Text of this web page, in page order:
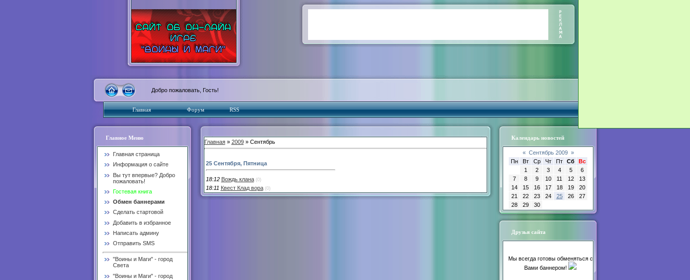
Добро пожаловать, Гость!
Главная Форум RSS
Главное Меню
Главная страница
Информация о сайте
Вы тут впервые? Добро
пожаловать!
Гостевая книга
Обмен баннерами
Сделать стартовой
Добавить в избранное
Написать админу
Отправить SMS
"Воины и Маги" - город
Света
"Воины и Маги" - город
Главная» 2009» Сентябрь
25 Сентября, Пятница
18:12 Вождь клана (0)
18:11 Квест Клад вора (0)
Календарь новостей
« Сентябрь 2009 »
Пн
Вт Ср Чт Пт Сб
Вс
1
2 3 4 5
6
7
8 9 10 11 12
13
14
15 16 17 18 19
20
21
22 23 24 25 26
27
28
29 30
Друзья сайта
Мы всегда готовы обменяться с
Вами баннером!